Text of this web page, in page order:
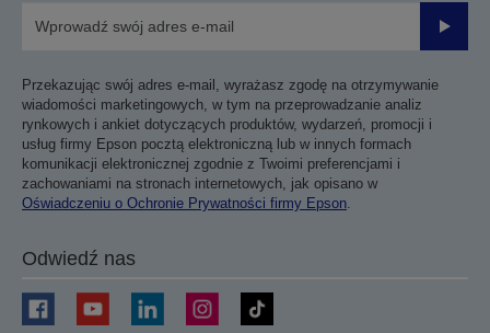
Przekazując swój adres e-mail, wyrażasz zgodę na otrzymywanie
wiadomości marketingowych, w tym na przeprowadzanie analiz
rynkowych i ankiet dotyczących produktów, wydarzeń, promocji i
usług firmy Epson pocztą elektroniczną lub w innych formach
komunikacji elektronicznej zgodnie z Twoimi preferencjami i
zachowaniami na stronach internetowych, jak opisano w
Oświadczeniu o Ochronie Prywatności firmy Epson.
Odwiedź nas